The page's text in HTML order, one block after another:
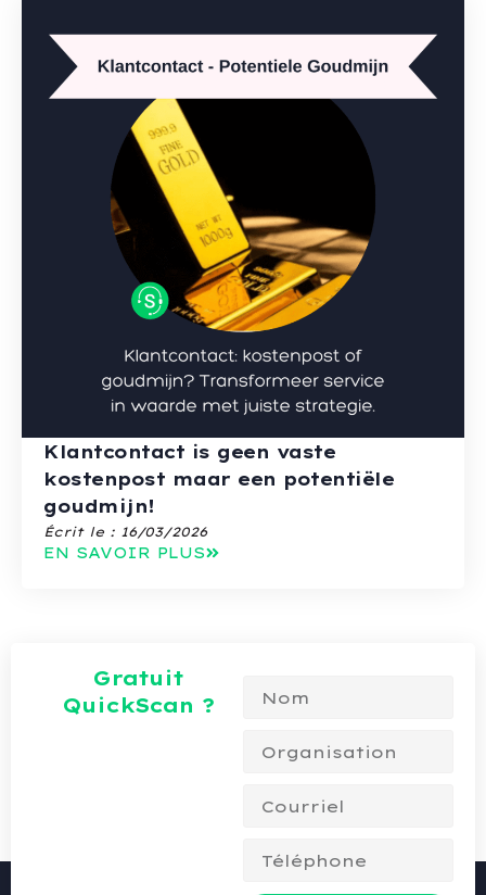
Klantcontact is geen vaste
kostenpost maar een potentiële
goudmijn!
Écrit le : 16/03/2026
EN SAVOIR PLUS
Gratuit
QuickScan ?